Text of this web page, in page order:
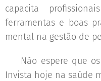
capacita
ferramentas e boas
mental na gestão de
👉 Não espere que
Invista hoje na saúde